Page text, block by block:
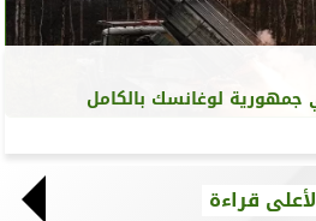
جمهورية لوغانسك بالكامل
قراءة